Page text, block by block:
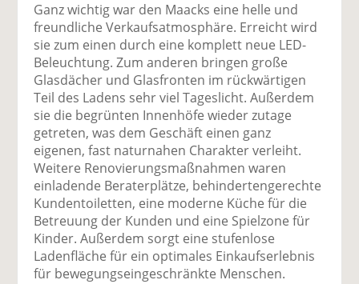
Ganz wichtig war den Maacks eine helle und
freundliche Verkaufsatmosphäre. Erreicht wird
sie zum einen durch eine komplett neue LED-
Beleuchtung. Zum anderen bringen große
Glasdächer und Glasfronten im rückwärtigen
Teil des Ladens sehr viel Tageslicht. Außerdem
sie die begrünten Innenhöfe wieder zutage
getreten, was dem Geschäft einen ganz
eigenen, fast naturnahen Charakter verleiht.
Weitere Renovierungsmaßnahmen waren
einladende Beraterplätze, behindertengerechte
Kundentoiletten, eine moderne Küche für die
Betreuung der Kunden und eine Spielzone für
Kinder. Außerdem sorgt eine stufenlose
Ladenfläche für ein optimales Einkaufserlebnis
für bewegungseingeschränkte Menschen.